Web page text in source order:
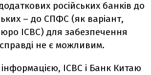
російських банків до
– до СПФС (як варіант,
ICBC) для забезпечення
не є можливим.
ICBC і Банк Китаю